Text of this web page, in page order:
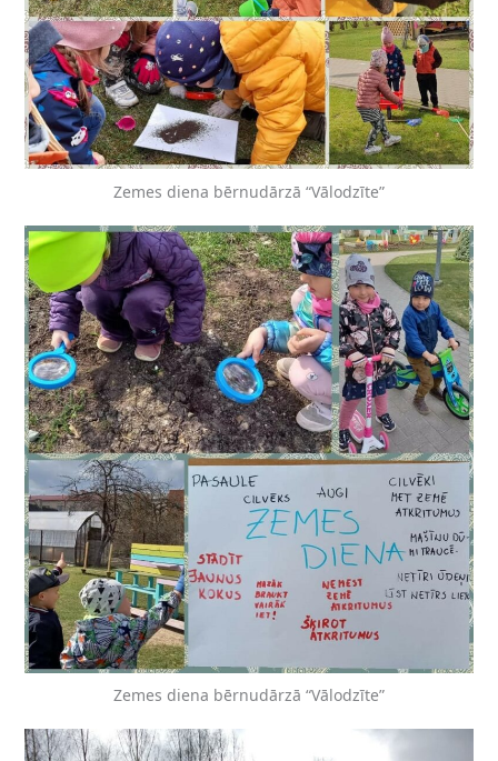
Zemes diena bērnudārzā “Vālodzīte”
Zemes diena bērnudārzā “Vālodzīte”